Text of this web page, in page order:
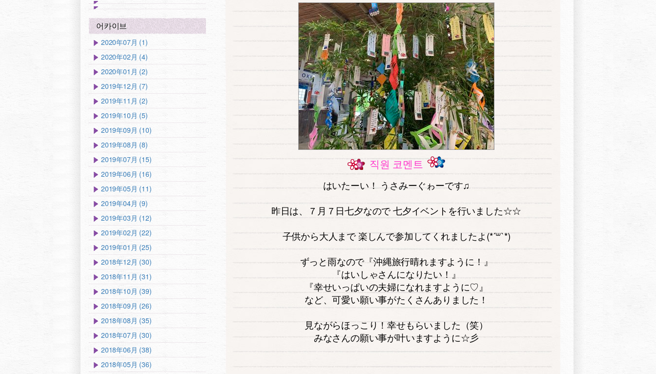
직원 코멘트
はいたーい！ うさみーぐゎーです♫
昨日は、７月７日七夕なので 七夕イベントを行いました☆☆
子供から大人まで 楽しんで参加してくれましたよ(*´꒳`*)
ずっと雨なので『沖縄旅行晴れますように！』
『はいしゃさんになりたい！』
『幸せいっぱいの夫婦になれますように♡』
など、可愛い願い事がたくさんありました！
見ながらほっこり！幸せもらいました（笑）
みなさんの願い事が叶いますように☆彡
어카이브
2020年07月 (1)
2020年02月 (4)
2020年01月 (2)
2019年12月 (7)
2019年11月 (2)
2019年10月 (5)
2019年09月 (10)
2019年08月 (8)
2019年07月 (15)
2019年06月 (16)
2019年05月 (11)
2019年04月 (9)
2019年03月 (12)
2019年02月 (22)
2019年01月 (25)
2018年12月 (30)
2018年11月 (31)
2018年10月 (39)
2018年09月 (26)
2018年08月 (35)
2018年07月 (30)
2018年06月 (38)
2018年05月 (36)